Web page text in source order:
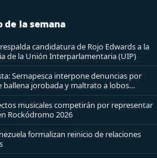
de la semana
candidatura de Rojo Edwards a la
de la Unión Interparlamentaria (UIP)
Sernapesca interpone denuncias por
ballena jorobada y maltrato a lobos
musicales competirán por representar
Rockódromo 2026
formalizan reinicio de relaciones